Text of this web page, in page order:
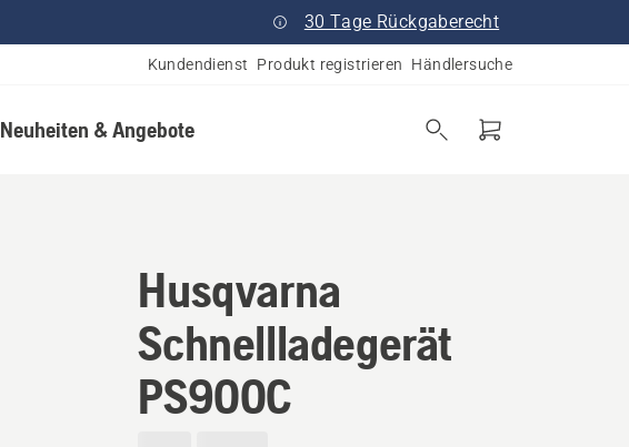
30 Tage Rückgaberecht
Kundendienst Produkt registrieren Händlersuche
Neuheiten & Angebote
Husqvarna
Schnellladegerät
PS900C